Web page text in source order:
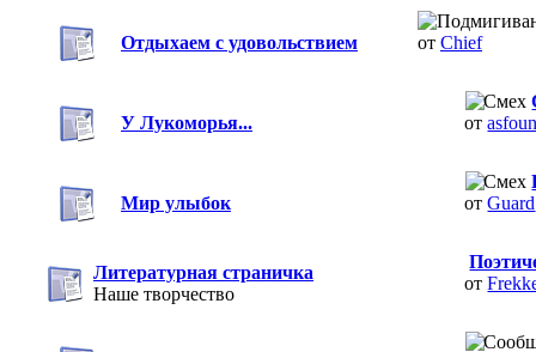
Отдыхаем с удовольствием от Chief
У Лукоморья...
от
Мир улыбок
отGuard
Литературная страничка
Наше творчество
от